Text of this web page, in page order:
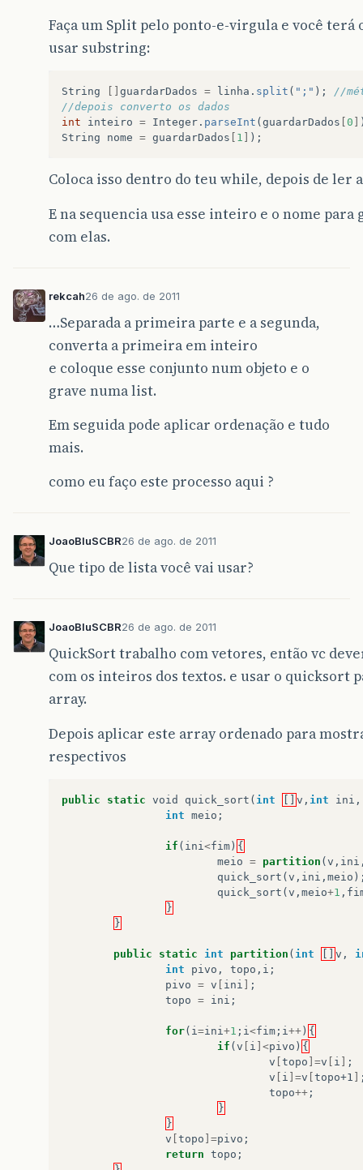
Faça um Split pelo ponto-e-virgula e você terá
usar substring:
String guardarDados = linha . split ( ";" );
//
//depois converto os dados
int
inteiro = Integer . parseInt ( guardarDados 0
String
nome = guardarDados 1 );
Coloca isso dentro do teu while, depois de ler
E na sequencia usa esse inteiro e o nome
com elas.
rekcah26 de ago. de 2011
…Separada a primeira parte e a segunda,
converta a primeira em inteiro
e coloque esse conjunto num objeto e o
grave numa list.
Em seguida pode aplicar ordenação e tudo
mais.
como eu faço este processo aqui ?
JoaoBluSCBR26 de ago. de 2011
Que tipo de lista você vai usar?
JoaoBluSCBR26 de ago. de 2011
QuickSort trabalho com vetores, então vc
com os inteiros dos textos. e usar o quicksort
array.
Depois aplicar este array ordenado para
respectivos
public static void quick_sort ( int v , int ini ,
int meio ;
if ( ini<fim ) {
meio = partition ( v , ini
quick_sort ( v , ini , meio
quick_sort ( v , meio+1 ,
}
}
public static int partition ( int v ,
int
pivo , topo , i ;
pivo = v ini
;
topo = ini ;
for( i=ini+1 ; i<fim ; i++ ) {
if ( v i ]<pivo ) {
v topo ]=v i
;
v
i ]=v topo+1
topo++ ;
}
}
v topo ]=pivo ;
return topo ;